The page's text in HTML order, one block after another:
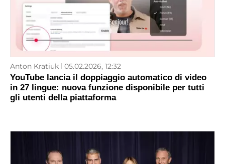
Anton Kratiuk 05.02.2026, 12:32
YouTube lancia il doppiaggio automatico di video
in 27 lingue: nuova funzione disponibile per tutti
gli utenti della piattaforma